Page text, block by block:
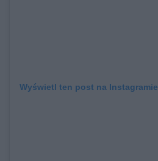
Wyświetl ten post na Instagramie